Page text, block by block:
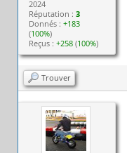
2024
Réputation :3
Donnés :+183
(100%)
Reçus :+258 (100%)
Trouver